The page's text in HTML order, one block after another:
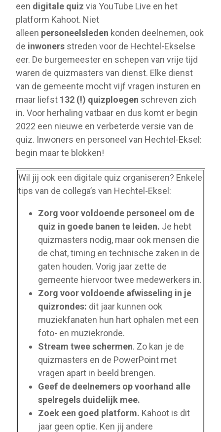
een digitale quiz via YouTube Live en het
platform Kahoot. Niet
alleen personeelsleden konden deelnemen, ook
de inwoners streden voor de Hechtel-Ekselse
eer. De burgemeester en schepen van vrije tijd
waren de quizmasters van dienst. Elke dienst
van de gemeente mocht vijf vragen insturen en
maar liefst 132 (!) quizploegen schreven zich
in. Voor herhaling vatbaar en dus komt er begin
2022 een nieuwe en verbeterde versie van de
quiz. Inwoners en personeel van Hechtel-Eksel:
begin maar te blokken!
Wil jij ook een digitale quiz organiseren? Enkele
tips van de collega’s van Hechtel-Eksel:
Zorg voor voldoende personeel om de
quiz in goede banen te leiden. Je hebt
quizmasters nodig, maar ook mensen die
de chat, timing en technische zaken in de
gaten houden. Vorig jaar zette de
gemeente hiervoor twee medewerkers in.
Zorg voor voldoende afwisseling in je
quizrondes: dit jaar kunnen ook
muziekfanaten hun hart ophalen met een
foto- en muziekronde.
Stream twee schermen. Zo kan je de
quizmasters en de PowerPoint met
vragen apart in beeld brengen.
Geef de deelnemers op voorhand alle
spelregels duidelijk mee.
Zoek een goed platform. Kahoot is dit
jaar geen optie. Ken jij andere